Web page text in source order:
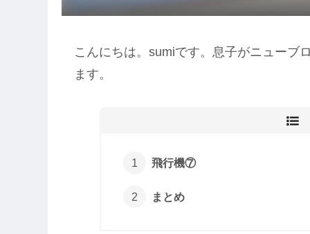
こんにちは。sumiです。息子がニューブ
ます。
飛行機⑦
まとめ